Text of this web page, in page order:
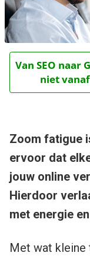
Van SEO naar
niet
Zoom fatigue
ervoor dat
jouw online
Hierdoor
met energie
Met wat kleine